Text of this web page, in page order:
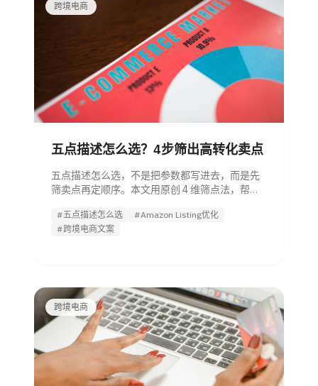
跨境电商
五点描述怎么选？4步筛出高转化卖点
五点描述怎么选，不是把参数都写进去，而是先
筛卖点再定顺序。本文用原创 4 维筛点法，帮跨
立可复用的审核标准。
#五点描述怎么选
#Amazon Listing优化
#跨境电商文案
跨境电商